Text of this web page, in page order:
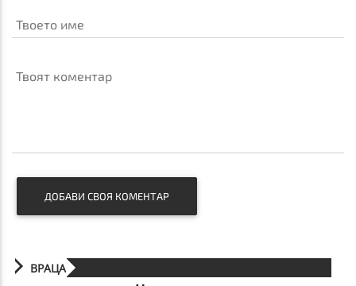
Твоето име
Твоят коментар
ДОБАВИ СВОЯ КОМЕНТАР
ВРАЦА